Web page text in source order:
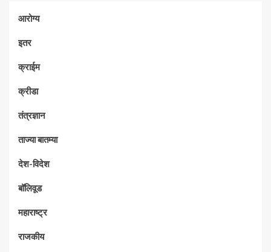
आरोग्य
इतर
क्राईम
क्रीडा
तंत्रज्ञान
ताज्या बातम्या
देश-विदेश
बॉलिवूड
महाराष्ट्र
राजकीय